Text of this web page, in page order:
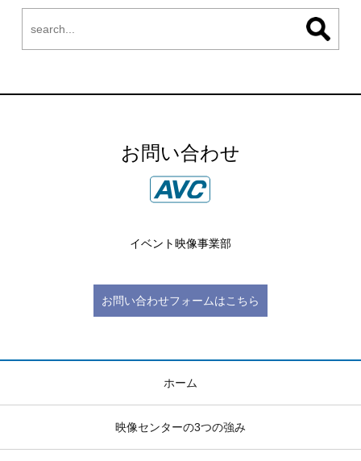
お問い合わせ
イベント映像事業部
お問い合わせフォームはこちら
ホーム
映像センターの3つの強み